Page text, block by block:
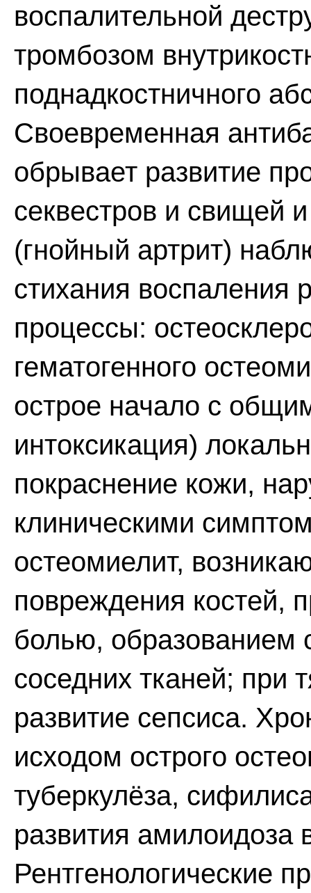
воспалительной
тромбозом
поднадкостничного
Своевременная
обрывает развитие
секвестров и свищей
(гнойный артрит)
стихания воспаления
процессы:
гематогенного
острое начало с
интоксикация)
покраснение кожи,
клиническими
остеомиелит,
повреждения костей,
болью,
соседних тканей; при
развитие сепсиса.
исходом острого
туберкулёза,
развития амилоидоза
Рентгенологические